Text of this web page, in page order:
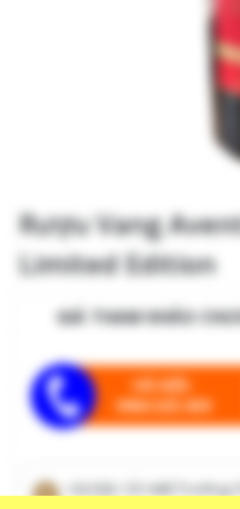
Rượu Vang
Limited Edition
GIÁ THAM KHẢO
HÀ NỘI:
0964.025.659
Hà Nội: Số 448 Trường